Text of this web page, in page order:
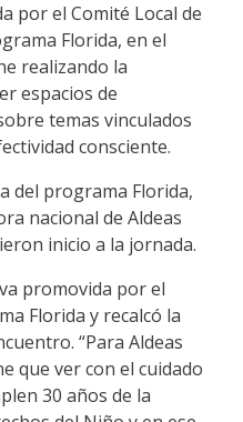
por el Comité Local de
Florida, en el
realizando la
espacios de
temas vinculados
consciente.
del programa Florida,
nacional de Aldeas
inicio a la jornada.
promovida por el
Florida y recalcó la
“Para Aldeas
que ver con el cuidado
30 años de la